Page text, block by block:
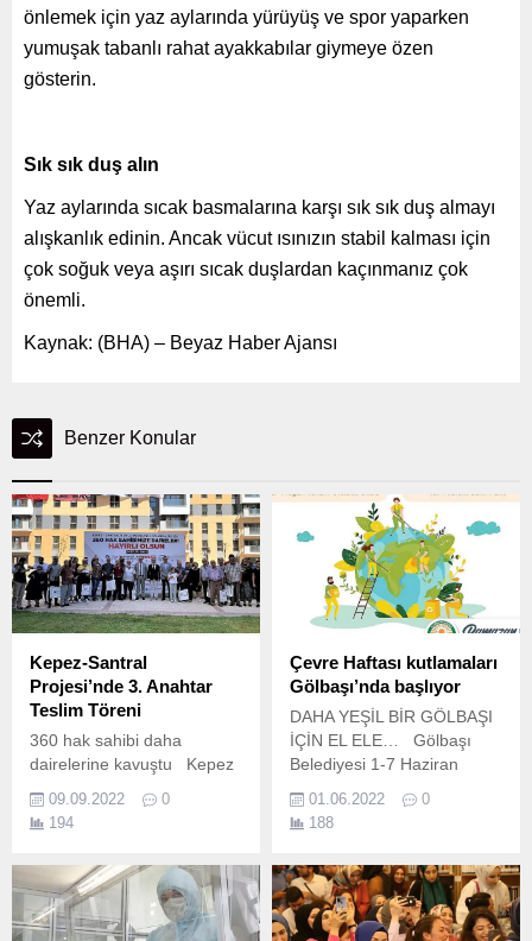
önlemek için yaz aylarında yürüyüş ve spor yaparken
yumuşak tabanlı rahat ayakkabılar giymeye özen
gösterin.
Sık sık duş alın
Yaz aylarında sıcak basmalarına karşı sık sık duş almayı
alışkanlık edinin. Ancak vücut ısınızın stabil kalması için
çok soğuk veya aşırı sıcak duşlardan kaçınmanız çok
önemli.
Kaynak: (BHA) – Beyaz Haber Ajansı
Benzer Konular
Kepez-Santral
Projesi’nde 3. Anahtar
Teslim Töreni
360 hak sahibi daha
dairelerine kavuştu Kepez
Projesi’nde 3.
09.09.2022
0
194
Çevre Haftası kutlamaları
Gölbaşı’nda başlıyor
DAHA YEŞİL BİR GÖLBAŞI
İÇİN EL ELE… Gölbaşı
Belediyesi 1-7 Haziran
düzenleyeceği etkinliklerle;
Gölbaşı’nda ağaçsız alan
01.06.2022
0
188